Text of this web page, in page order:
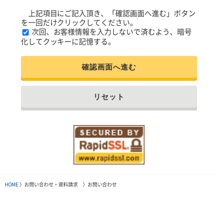
上記項目にご記入頂き、「確認画面へ進む」ボタン
を一回だけクリックしてください。
化してクッキーに記憶する。
確認画面へ進む
リセット
HOME〉お問い合わせ・資料請求 〉お問い合わせ